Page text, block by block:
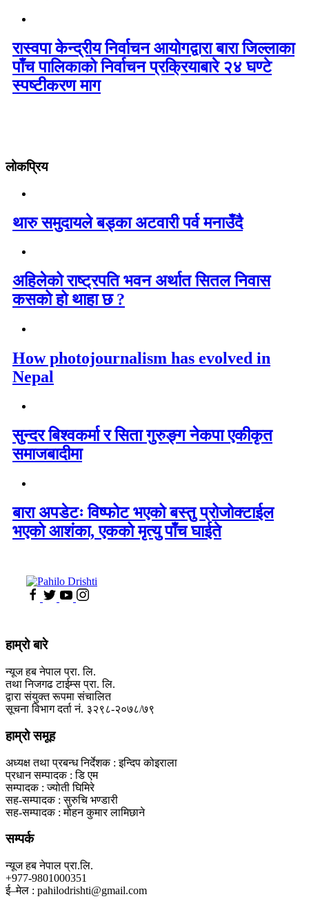
रास्वपा केन्द्रीय निर्वाचन आयोगद्वारा बारा जिल्लाका
पाँच पालिकाको निर्वाचन प्रक्रियाबारे २४ घण्टे
स्पष्टीकरण माग
लोकप्रिय
थारु समुदायले बड्का अटवारी पर्व मनाउँदै
अहिलेको राष्ट्रपति भवन अर्थात सितल निवास
कसको हो थाहा छ ?
How photojournalism has evolved in
Nepal
सुन्दर बिश्वकर्मा र सिता गुरुङ्ग नेकपा एकीकृत
समाजबादीमा
बारा अपडेटः विष्फोट भएको बस्तु प्रोजोक्टाईल
भएको आशंका, एकको मृत्यु पाँच घाईते
हाम्रो बारे
न्यूज हब नेपाल प्रा. लि.
तथा निजगढ टाईम्स प्रा. लि.
द्वारा संयुक्त रूपमा संचालित
सूचना विभाग दर्ता नं. ३२९८-२०७८/७९
हाम्रो समूह
अध्यक्ष तथा प्रबन्ध निर्देशक : इन्दिप कोइराला
प्रधान सम्पादक : डि एम
सम्पादक : ज्योती घिमिरे
सह-सम्पादक : सुरुचि भण्डारी
सह-सम्पादक : मोहन कुमार लामिछाने
सम्पर्क
न्यूज हब नेपाल प्रा.लि.
+977-9801000351
ई–मेल : pahilodrishti@gmail.com